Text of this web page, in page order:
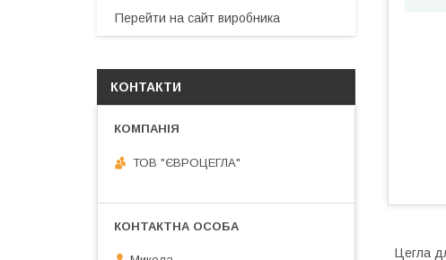
Цегла
Перейти на сайт виробника
КОНТАКТИ
ТОВ "ЄВРОЦЕГЛА"